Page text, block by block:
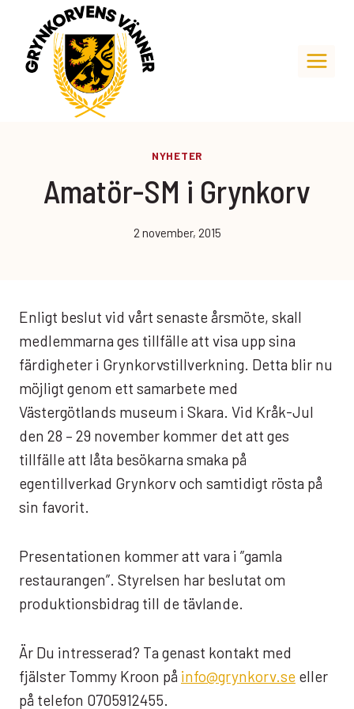
content
NYHETER
Amatör-SM i Grynkorv
2 november, 2015
Enligt beslut vid vårt senaste årsmöte, skall
medlemmarna ges tillfälle att visa upp sina
färdigheter i Grynkorvstillverkning. Detta blir nu
möjligt genom ett samarbete med
Västergötlands museum i Skara. Vid Kråk-Jul
den 28 – 29 november kommer det att ges
tillfälle att låta besökarna smaka på
egentillverkad Grynkorv och samtidigt rösta på
sin favorit.
Presentationen kommer att vara i ”gamla
restaurangen”. Styrelsen har beslutat om
produktionsbidrag till de tävlande.
Är Du intresserad? Ta genast kontakt med
fjälster Tommy Kroon på info@grynkorv.se eller
på telefon 0705912455.